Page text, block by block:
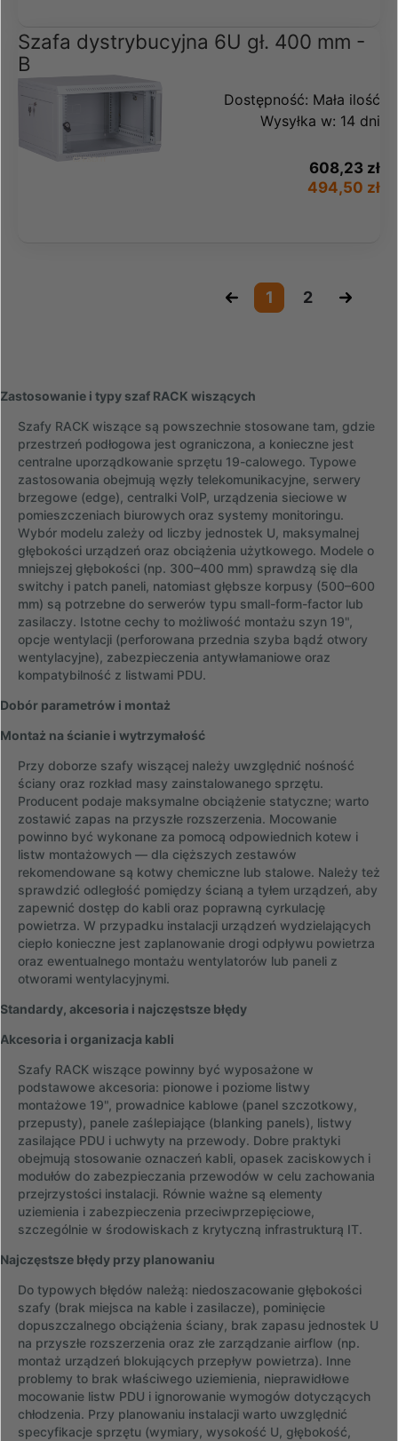
Szafa dystrybucyjna 6U gł. 400 mm -
B
Dostępność: Mała ilość
Wysyłka w: 14 dni
608,23 zł
494,50 zł
« 1 2 »
Zastosowanie i typy szaf RACK wiszących
Szafy RACK wiszące są powszechnie stosowane tam, gdzie
przestrzeń podłogowa jest ograniczona, a konieczne jest
centralne uporządkowanie sprzętu 19-calowego. Typowe
zastosowania obejmują węzły telekomunikacyjne, serwery
brzegowe (edge), centralki VoIP, urządzenia sieciowe w
pomieszczeniach biurowych oraz systemy monitoringu.
Wybór modelu zależy od liczby jednostek U, maksymalnej
głębokości urządzeń oraz obciążenia użytkowego. Modele o
mniejszej głębokości (np. 300–400 mm) sprawdzą się dla
switchy i patch paneli, natomiast głębsze korpusy (500–600
mm) są potrzebne do serwerów typu small-form-factor lub
zasilaczy. Istotne cechy to możliwość montażu szyn 19",
opcje wentylacji (perforowana przednia szyba bądź otwory
wentylacyjne), zabezpieczenia antywłamaniowe oraz
kompatybilność z listwami PDU.
Dobór parametrów i montaż
Montaż na ścianie i wytrzymałość
Przy doborze szafy wiszącej należy uwzględnić nośność
ściany oraz rozkład masy zainstalowanego sprzętu.
Producent podaje maksymalne obciążenie statyczne; warto
zostawić zapas na przyszłe rozszerzenia. Mocowanie
powinno być wykonane za pomocą odpowiednich kotew i
listw montażowych — dla cięższych zestawów
rekomendowane są kotwy chemiczne lub stalowe. Należy też
sprawdzić odległość pomiędzy ścianą a tyłem urządzeń, aby
zapewnić dostęp do kabli oraz poprawną cyrkulację
powietrza. W przypadku instalacji urządzeń wydzielających
ciepło konieczne jest zaplanowanie drogi odpływu powietrza
oraz ewentualnego montażu wentylatorów lub paneli z
otworami wentylacyjnymi.
Standardy, akcesoria i najczęstsze błędy
Akcesoria i organizacja kabli
Szafy RACK wiszące powinny być wyposażone w
podstawowe akcesoria: pionowe i poziome listwy
montażowe 19", prowadnice kablowe (panel szczotkowy,
przepusty), panele zaślepiające (blanking panels), listwy
zasilające PDU i uchwyty na przewody. Dobre praktyki
obejmują stosowanie oznaczeń kabli, opasek zaciskowych i
modułów do zabezpieczania przewodów w celu zachowania
przejrzystości instalacji. Równie ważne są elementy
uziemienia i zabezpieczenia przeciwprzepięciowe,
szczególnie w środowiskach z krytyczną infrastrukturą IT.
Najczęstsze błędy przy planowaniu
Do typowych błędów należą: niedoszacowanie głębokości
szafy (brak miejsca na kable i zasilacze), pominięcie
dopuszczalnego obciążenia ściany, brak zapasu jednostek U
na przyszłe rozszerzenia oraz złe zarządzanie airflow (np.
montaż urządzeń blokujących przepływ powietrza). Inne
problemy to brak właściwego uziemienia, nieprawidłowe
mocowanie listw PDU i ignorowanie wymogów dotyczących
chłodzenia. Przy planowaniu instalacji warto uwzględnić
specyfikacje sprzętu (wymiary, wysokość U, głębokość,